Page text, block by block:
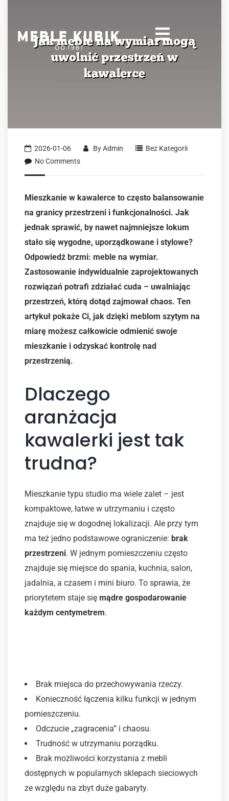
2026-01-06 ByAdmin
Bez Kategorii
No Comments
Mieszkanie w kawalerce to często balansowanie
na granicy przestrzeni i funkcjonalności. Jak
jednak sprawić, by nawet najmniejsze lokum
stało się wygodne, uporządkowane i stylowe?
Odpowiedź brzmi: meble na wymiar.
Zastosowanie indywidualnie zaprojektowanych
rozwiązań potrafi zdziałać cuda – uwalniając
przestrzeń, którą dotąd zajmował chaos. Ten
artykuł pokaże Ci, jak dzięki meblom szytym na
miarę możesz całkowicie odmienić swoje
mieszkanie i odzyskać kontrolę nad
przestrzenią.
Dlaczego
aranżacja
kawalerki jest tak
trudna?
Mieszkanie typu studio ma wiele zalet – jest
kompaktowe, łatwe w utrzymaniu i często
znajduje się w dogodnej lokalizacji. Ale przy tym
ma też jedno podstawowe ograniczenie: brak
przestrzeni. W jednym pomieszczeniu często
znajduje się miejsce do spania, kuchnia, salon,
jadalnia, a czasem i mini biuro. To sprawia, że
priorytetem staje się mądre gospodarowanie
każdym centymetrem.
Brak miejsca do przechowywania rzeczy.
Konieczność łączenia kilku funkcji w jednym
pomieszczeniu.
Odczucie „zagracenia” i chaosu.
Trudność w utrzymaniu porządku.
Brak możliwości korzystania z mebli
dostępnych w popularnych sklepach sieciowych
ze względu na zbyt duże gabaryty.